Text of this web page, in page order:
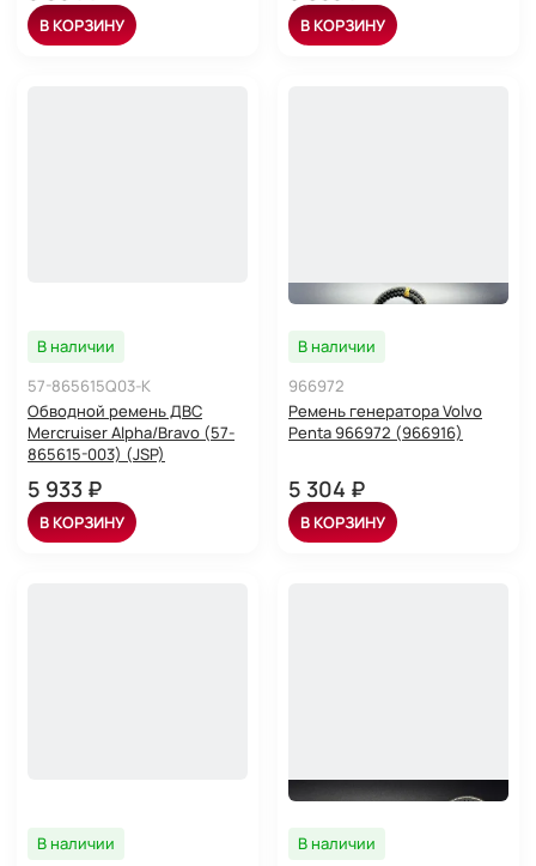
В КОРЗИНУ В КОРЗИНУ
В наличии
57-865615Q03-K
Обводной ремень ДВС
Mercruiser Alpha/Bravo (57-
865615-003) (JSP)
5 933 ₽
В КОРЗИНУ
В наличии
966972
Ремень генератора Volvo
Penta 966972 (966916)
5 304 ₽
В КОРЗИНУ
В наличии
В наличии